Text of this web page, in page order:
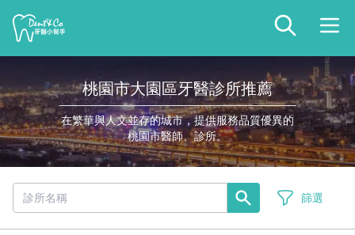
桃園市大園區牙醫診所推薦
在繁華與人文並存的城市，提供服務品質優異的
桃園市醫師、診所。
篩選